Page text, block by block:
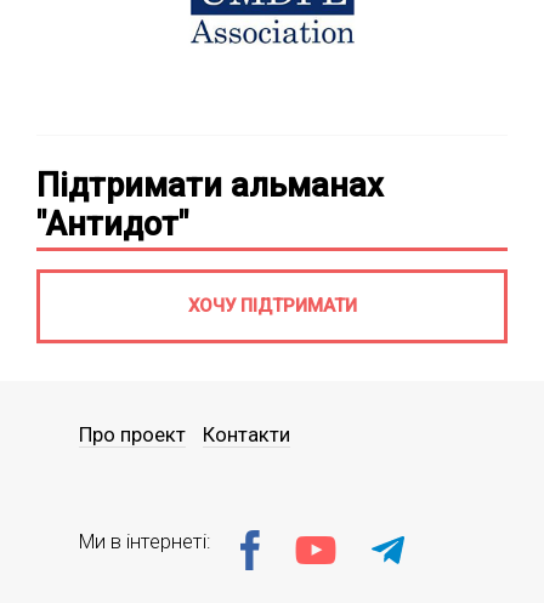
Підтримати альманах
"Антидот"
ХОЧУ ПІДТРИМАТИ
Про проект Контакти
Ми в інтернеті: